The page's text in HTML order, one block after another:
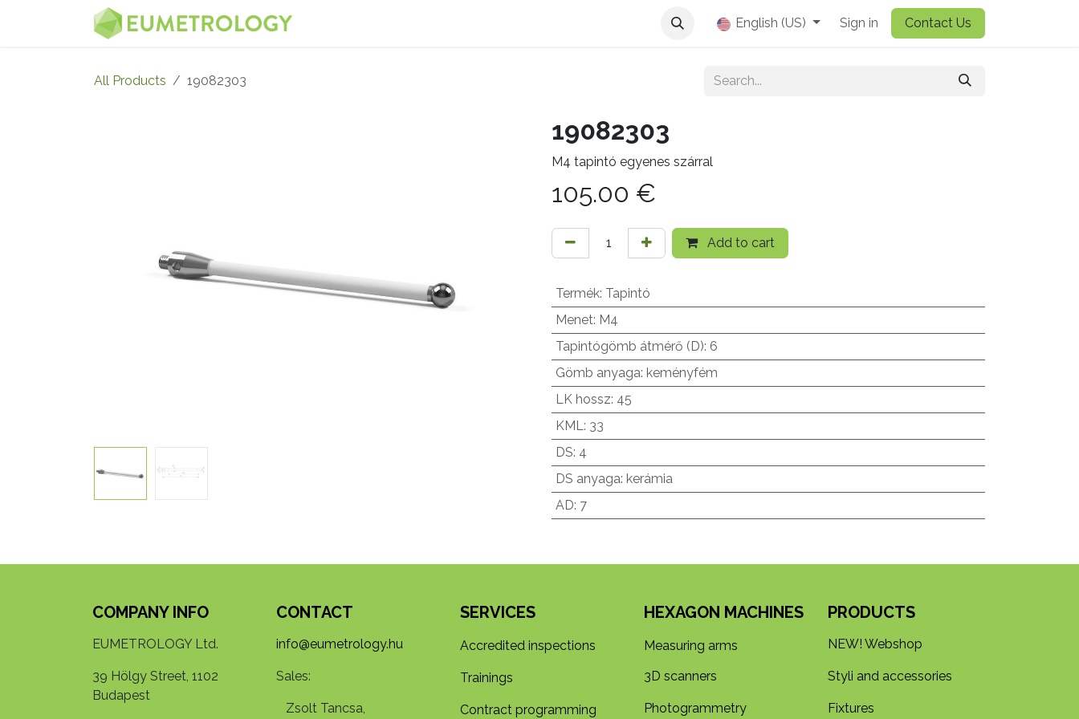
English (US) Sign in Contact Us
All Products 19082303
19082303
M4 tapintó egyenes szárral
105.00 €
Add to cart
Termék: Tapintó
Menet: M4
Tapintógömb átmérő (D): 6
Gömb anyaga: keményfém
LK hossz: 45
KML: 33
DS: 4
DS anyaga: kerámia
AD: 7
COMPANY INFO
EUMETROLOGY Ltd.
39 Hölgy Street, 1102
Budapest
CONTACT
info@eumetrology.hu
Sales:
Zsolt Tancsa,
SERVICES
Accredited inspections
Trainings
Contract programming
HEXAGON MACHINES
Measuring arms
3D s​​canners
Photogrammetry
PRODUCTS
NEW! Webshop
Styli and accessories
Fixtures